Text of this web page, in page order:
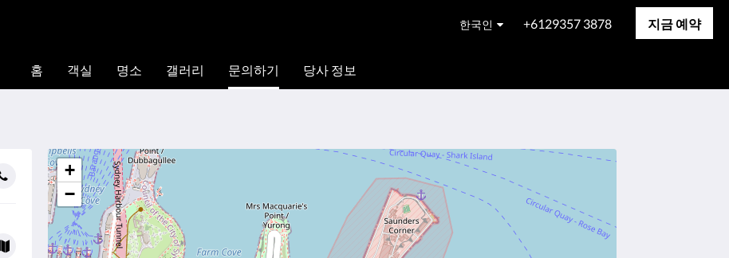
한국인 +6129357 3878 지금 예약
홈 객실 명소 갤러리 문의하기 당사 정보
+
−